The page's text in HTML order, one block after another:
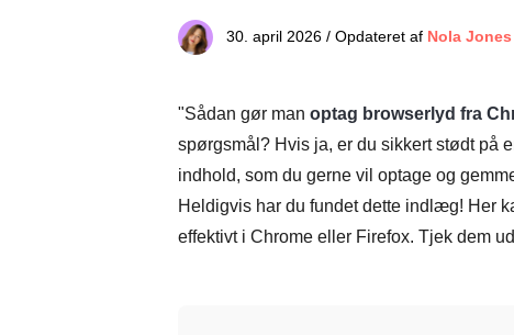
30. april 2026 / Opdateret af Nola Jones
"Sådan gør man optag browserlyd fra
spørgsmål? Hvis ja, er du sikkert stødt på
indhold, som du gerne vil optage og
Heldigvis har du fundet dette indlæg! Her
effektivt i Chrome eller Firefox. Tjek dem